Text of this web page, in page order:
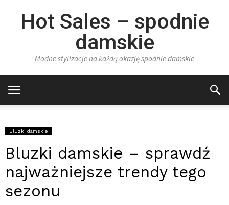
Hot Sales – spodnie
damskie
Modne stylizacje na każdą okazję spodnie damskie
Bluzki damskie
Bluzki damskie – sprawdź
najważniejsze trendy tego
sezonu